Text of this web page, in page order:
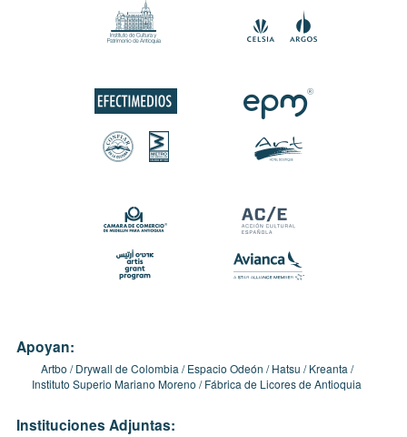
Apoyan:
Artbo Drywall de Colombia Espacio Odeón Hatsu
Kreanta
Instituto Superio Mariano Moreno
Fábrica de Licores de Antioquia
Instituciones Adjuntas: